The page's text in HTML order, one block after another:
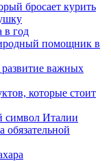
бросает курить
в год
помощник в
важных
которые стоит
символ Италии
обязательной